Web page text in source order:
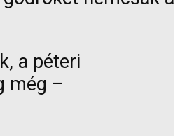
a péteri
még –